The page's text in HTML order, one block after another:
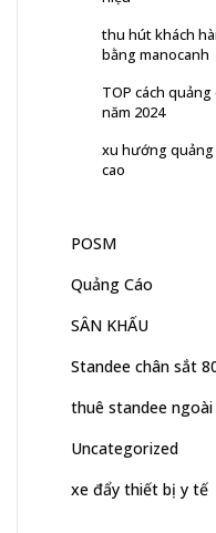
thu hút khách
bằng manocanh
TOP cách
năm 2024
xu hướng quảng
cao
POSM
Quảng Cáo
SÂN KHẤU
Standee chân sắt
thuê standee
Uncategorized
xe đẩy thiết bị y tế